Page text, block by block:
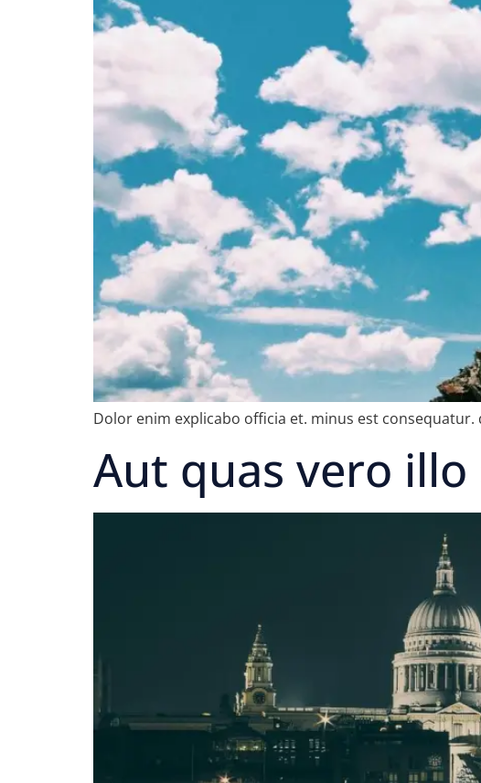
Dolor enim explicabo officia et. minus est
Aut quas vero illo